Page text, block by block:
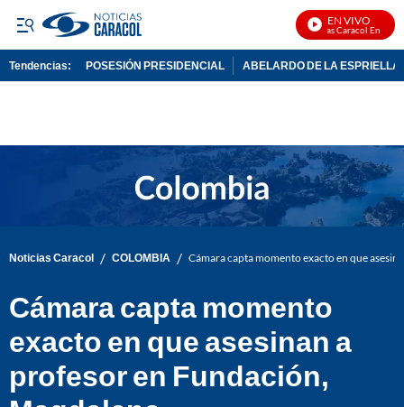
EN VIVO
Noticias Caracol En Vivo
Tendencias: POSESIÓN PRESIDENCIAL ABELARDO DE LA ESPRIELLA
Noticias Caracol / COLOMBIA / Cámara capta momento exacto en que
Cámara capta momento
exacto en que asesinan a
profesor en Fundación,